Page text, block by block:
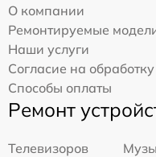
О компании
Ремонтируемые
Наши услуги
Согласие на
Способы оплаты
Ремонт
Телевизоров